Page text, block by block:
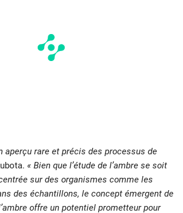
aperçu rare et précis des processus de
« Bien que l’étude de l’ambre se soit
sur des organismes comme les
des échantillons, le concept émergent de
offre un potentiel prometteur pour